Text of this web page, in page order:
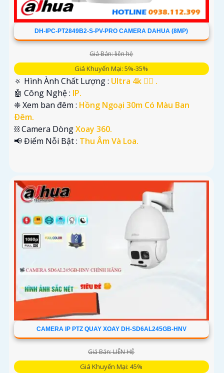
DH-IPC-PT2849B2-S-PV-PRO CAMERA DAHUA (8MP)
Giá Bán: liên hệ
Giá Khuyến Mại: 5%-35%
🔅 Hình Ành Chất Lượng : Ultra 4k 👍🏾 .
🤖️ Công Nghệ : IP.
❈ Xem ban đêm : Hồng Ngoại 30m Có Màu Ban
Ðêm.
⛓ Camera DòngXoay 360.
️📢 Điểm Nỗi Bật : Thu Âm Và Loa.
CAMERA IP PTZ QUAY XOAY DH-SD6AL245GB-HNV
Giá Bán: LIÊN HỆ
Giá Khuyến Mại: 45%